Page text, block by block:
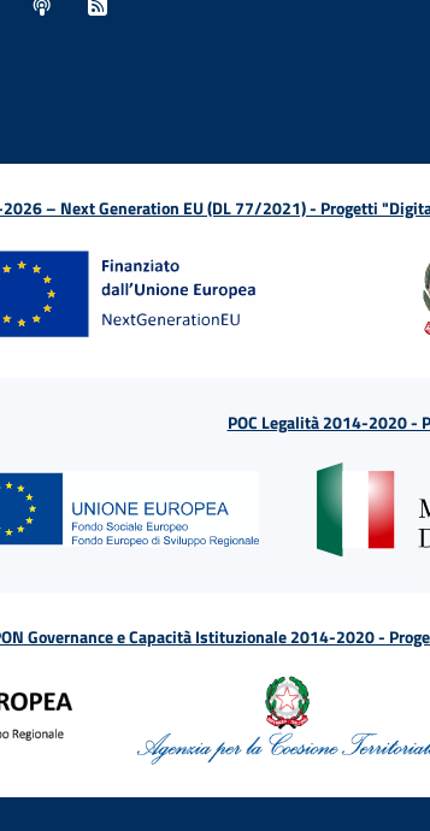
– Next Generation EU (DL 77/2021) - Progetti
POC Legalità 2014-2020 -
Governance e Capacità Istituzionale 2014-2020 -